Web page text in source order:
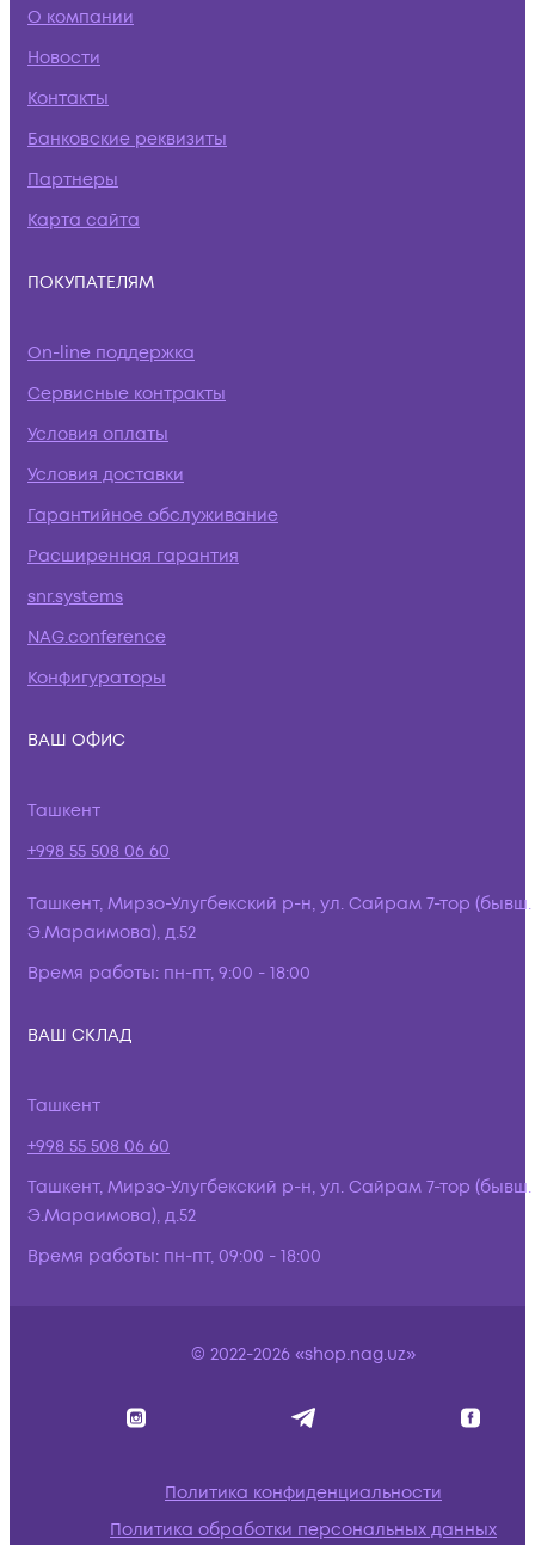
О компании
Новости
Контакты
Банковские реквизиты
Партнеры
Карта сайта
ПОКУПАТЕЛЯМ
On-line поддержка
Сервисные контракты
Условия оплаты
Условия доставки
Гарантийное обслуживание
Расширенная гарантия
snr.systems
NAG.conference
Конфигураторы
ВАШ ОФИС
Ташкент
+998 55 508 06 60
Ташкент, Мирзо-Улугбекский р-н, ул. Сайрам 7-тор (бывш.
Э.Мараимова), д.52
Время работы: пн-пт, 9:00 - 18:00
ВАШ СКЛАД
Ташкент
+998 55 508 06 60
Ташкент, Мирзо-Улугбекский р-н, ул. Сайрам 7-тор (бывш.
Э.Мараимова), д.52
Время работы: пн-пт, 09:00 - 18:00
© 2022-2026 «shop.nag.uz»
Политика конфиденциальности
Политика обработки персональных данных